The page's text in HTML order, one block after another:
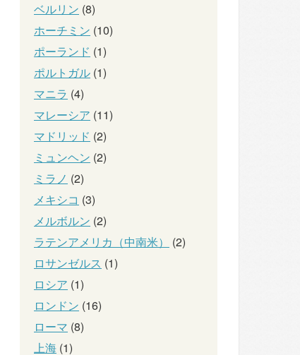
ベルリン (8)
ホーチミン (10)
ポーランド (1)
ポルトガル (1)
マニラ (4)
マレーシア (11)
マドリッド (2)
ミュンヘン (2)
ミラノ (2)
メキシコ (3)
メルボルン (2)
ラテンアメリカ（中南米）
(2)
ロサンゼルス (1)
ロシア (1)
ロンドン (16)
ローマ (8)
上海 (1)